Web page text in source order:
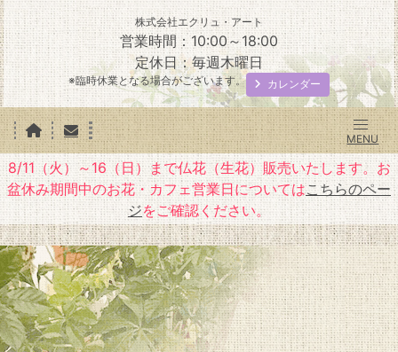
株式会社エクリュ・アート
営業時間：10:00～18:00
定休日：毎週木曜日
※臨時休業となる場合がございます。 カレンダー
8/11（火）～16（日）まで仏花（生花）販売いたします。お
盆休み期間中のお花・カフェ営業日についてはこちらのペー
ジをご確認ください。